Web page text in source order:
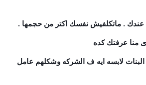
عندك . ماتكلفيش نفسك اكتر من حجمها .
منا عرفتك كده
لابسه ايه ف الشركه وشكلهم عامل